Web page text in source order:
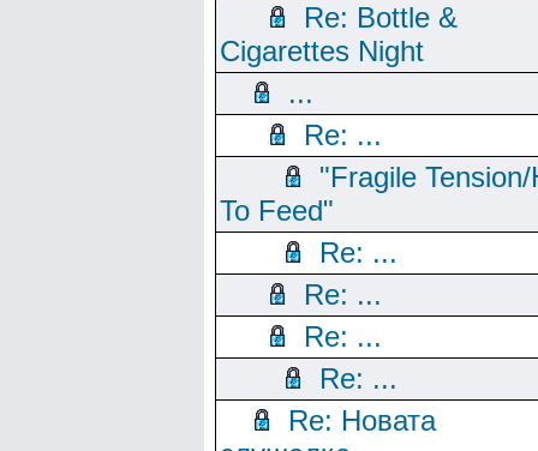
Re: Bottle &
Cigarettes Night
...
Re: ...
"Fragile Tension/
To Feed"
Re: ...
Re: ...
Re: ...
Re: ...
Re: Новата